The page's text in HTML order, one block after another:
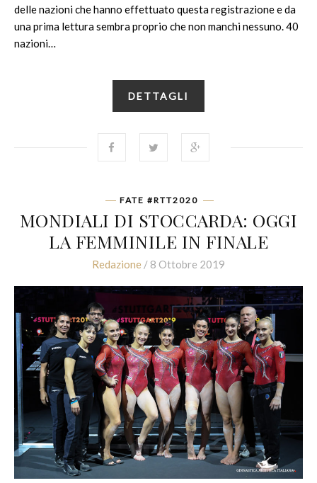
delle nazioni che hanno effettuato questa registrazione e da
una prima lettura sembra proprio che non manchi nessuno. 40
nazioni…
DETTAGLI
FATE #RTT2020
MONDIALI DI STOCCARDA: OGGI
LA FEMMINILE IN FINALE
Redazione / 8 Ottobre 2019